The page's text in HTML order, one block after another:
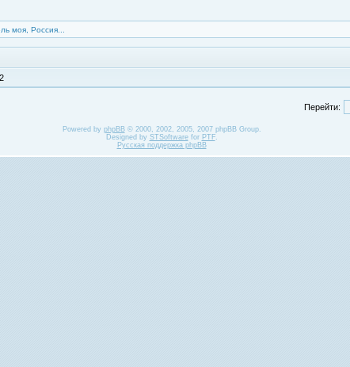
моя, Россия...
Перейти:
Powered by phpBB© 2000, 2002, 2005, 2007 phpBB Group.
Designed by STSoftwarefor PTF.
Русская поддержка phpBB